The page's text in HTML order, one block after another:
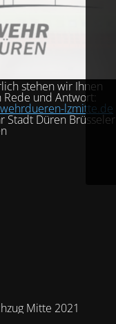
stehen wir Ihnen
und Antwort:
lzmitte.de
Stadt Düren Brüsseler
Mitte 2021